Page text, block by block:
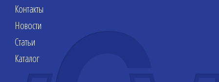
Контакты
Новости
Статьи
Каталог